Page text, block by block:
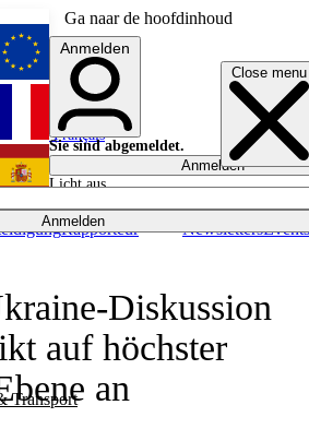
Ga naar de hoofdinhoud
Close menu
Anmelden
Transport
Rapporteur NewslettersEvents
English
Français
Anmelden
Sie sind abgemeldet.
Anmelden
Licht aus
Diskussion
auf höchster
an